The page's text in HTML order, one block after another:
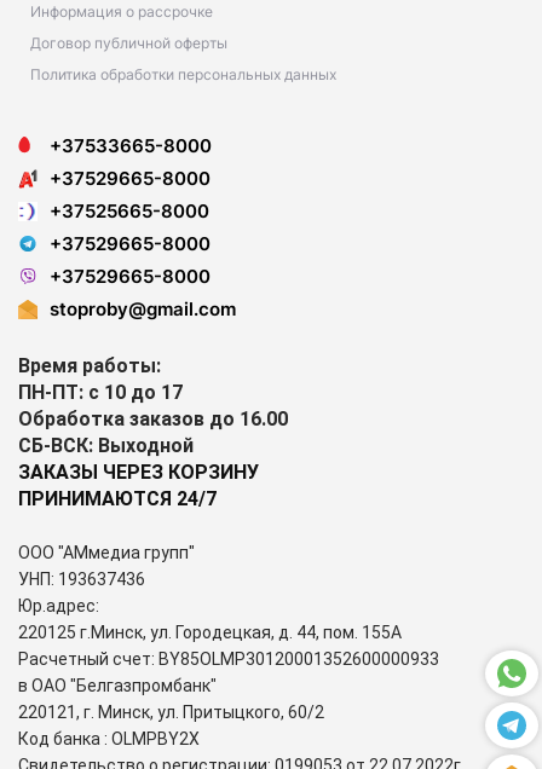
Информация о рассрочке
Договор публичной оферты
Политика обработки персональных данных
+37533665-8000
+37529665-8000
+37525665-8000
+37529665-8000
+37529665-8000
stoproby@gmail.com
Время работы:
ПН-ПТ: с 10 до 17
Обработка заказов до 16.00
СБ-ВСК: Выходной
ЗАКАЗЫ ЧЕРЕЗ КОРЗИНУ
ПРИНИМАЮТСЯ 24/7
ООО "АМмедиа групп"
УНП: 193637436
Юр.адрес:
220125 г.Минск, ул. Городецкая, д. 44, пом. 155А
Расчетный счет: BY85OLMP30120001352600000933
в ОАО "Белгазпромбанк"
220121, г. Минск, ул. Притыцкого, 60/2
Код банка : OLMPBY2X